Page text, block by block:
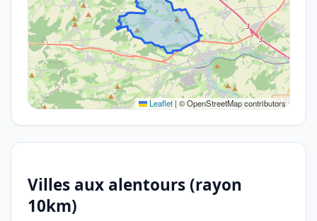
Leaflet | © OpenStreetMap contributors
Villes aux alentours (rayon
10km)